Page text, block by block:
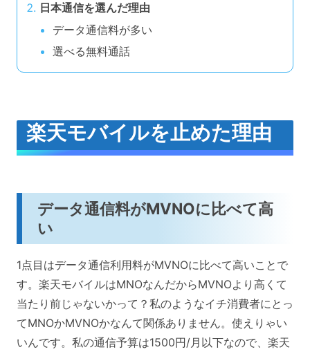
日本通信を選んだ理由
データ通信料が多い
選べる無料通話
楽天モバイルを止めた理由
データ通信料がMVNOに比べて高
い
1点目はデータ通信利用料がMVNOに比べて高いことで
す。楽天モバイルはMNOなんだからMVNOより高くて
当たり前じゃないかって？私のようなイチ消費者にとっ
てMNOかMVNOかなんて関係ありません。使えりゃい
いんです。私の通信予算は1500円/月以下なので、楽天